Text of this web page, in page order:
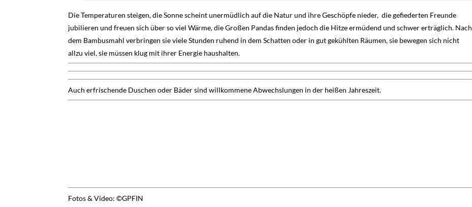
Die Temperaturen steigen, die Sonne scheint unermüdlich auf die Natur und ihre Geschöpfe nieder, die gefiederten Freunde
jubilieren und freuen sich über so viel Wärme, die Großen Pandas finden jedoch die Hitze ermüdend und schwer erträglich. Nach
dem Bambusmahl verbringen sie viele Stunden ruhend in dem Schatten oder in gut gekühlten Räumen, sie bewegen sich nicht
allzu viel, sie müssen klug mit ihrer Energie haushalten.
Auch erfrischende Duschen oder Bäder sind willkommene Abwechslungen in der heißen Jahreszeit.
Fotos & Video: ©GPFIN